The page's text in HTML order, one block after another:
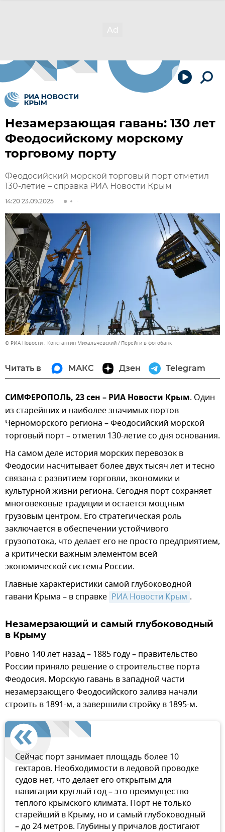
Незамерзающая гавань: 130 лет
Феодосийскому морскому
торговому порту
Феодосийский морской торговый порт отметил
130-летие – справка РИА Новости Крым
14:20 23.09.2025
© РИА Новости . Константин Михальчевский Перейти в фотобанк
Читать в МАКС Дзен Telegram
СИМФЕРОПОЛЬ, 23 сен – РИА Новости Крым. Один
из старейших и наиболее значимых портов
Черноморского региона – Феодосийский морской
торговый порт – отметил 130-летие со дня основания.
На самом деле история морских перевозок в
Феодосии насчитывает более двух тысяч лет и тесно
связана с развитием торговли, экономики и
культурной жизни региона. Сегодня порт сохраняет
многовековые традиции и остается мощным
грузовым центром. Его стратегическая роль
заключается в обеспечении устойчивого
грузопотока, что делает его не просто предприятием,
а критически важным элементом всей
экономической системы России.
Главные характеристики самой глубоководной
гавани Крыма – в справке РИА Новости Крым .
Незамерзающий и самый глубоководный
в Крыму
Ровно 140 лет назад – 1885 году – правительство
России приняло решение о строительстве порта
Феодосия. Морскую гавань в западной части
незамерзающего Феодосийского залива начали
строить в 1891-м, а завершили стройку в 1895-м.
Сейчас порт занимает площадь более 10
гектаров. Необходимости в ледовой проводке
судов нет, что делает его открытым для
навигации круглый год – это преимущество
теплого крымского климата. Порт не только
старейший в Крыму, но и самый глубоководный
– до 24 метров. Глубины у причалов достигают